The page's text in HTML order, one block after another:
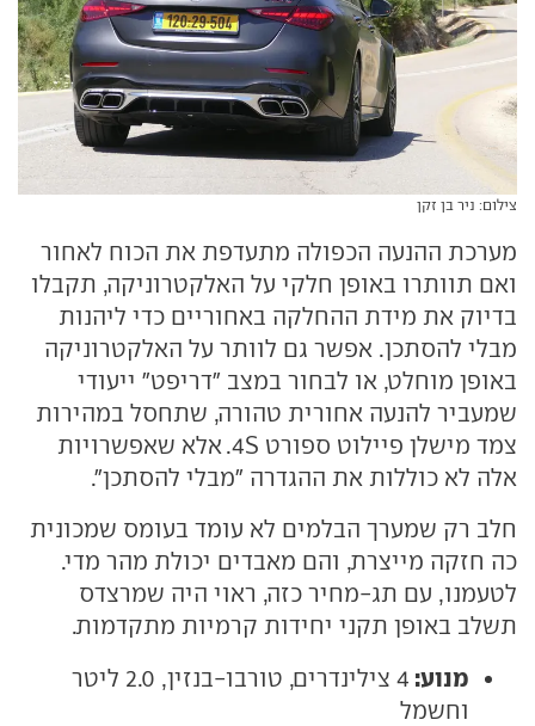
צילום: ניר בן זקן
מערכת ההנעה הכפולה מתעדפת את הכוח לאחור
ואם תוותרו באופן חלקי על האלקטרוניקה, תקבלו
בדיוק את מידת ההחלקה באחוריים כדי ליהנות
מבלי להסתכן. אפשר גם לוותר על האלקטרוניקה
באופן מוחלט, או לבחור במצב "דריפט" ייעודי
שמעביר להנעה אחורית טהורה, שתחסל במהירות
צמד מישלן פיילוט ספורט 4S. אלא שאפשרויות
אלה לא כוללות את ההגדרה "מבלי להסתכן".
חלב רק שמערך הבלמים לא עומד בעומס שמכונית
כה חזקה מייצרת, והם מאבדים יכולת מהר מדי.
לטעמנו, עם תג-מחיר כזה, ראוי היה שמרצדס
תשלב באופן תקני יחידות קרמיות מתקדמות.
מנוע:
4 צילינדרים, טורבו-בנזין, 2.0 ליטר
וחשמל